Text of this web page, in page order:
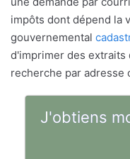
impôts dont dépend la
gouvernemental
d'imprimer des extraits
recherche par adresse
J'obtiens